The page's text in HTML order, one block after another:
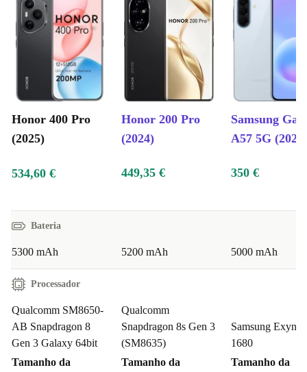
Honor 400 Pro
(2025)
Honor 200 Pro
(2024)
Samsung
A57 5G (2026)
534,60 € 449,35 € 350 €
Bateria
5300 mAh 5200 mAh 5000 mAh
Processador
Qualcomm SM8650-
AB Snapdragon 8
Gen 3 Galaxy 64bit
Tamanho da
Qualcomm
Snapdragon 8s Gen 3
(SM8635)
Tamanho da
Samsung Exynos
1680
Tamanho da